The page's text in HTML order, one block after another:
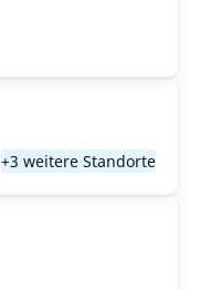
+3 weitere Standorte